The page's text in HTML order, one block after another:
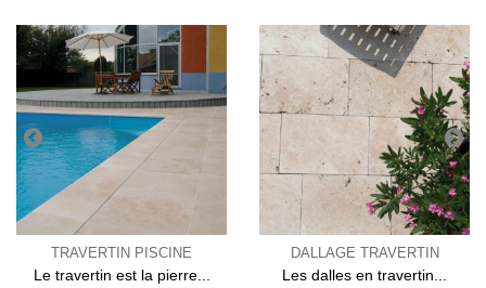
TRAVERTIN PISCINE
Le travertin est la pierre...
DALLAGE TRAVERTIN
Les dalles en travertin...